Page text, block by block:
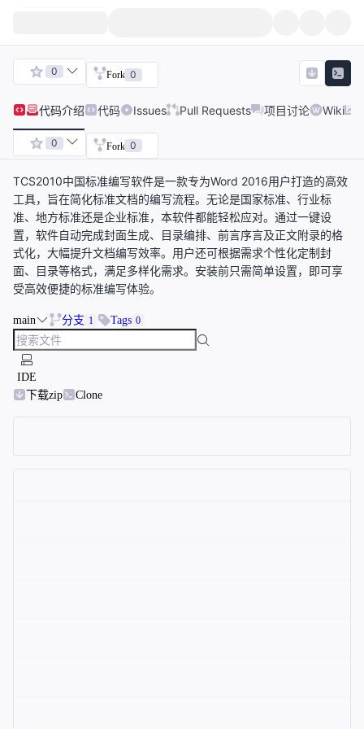
0 Fork 0
代码介绍 代码 Issues Pull Requests 项目讨论 Wiki
0 Fork 0
TCS2010中国标准编写软件是一款专为Word 2016用户打造的高效
工具，旨在简化标准文档的编写流程。无论是国家标准、行业标
准、地方标准还是企业标准，本软件都能轻松应对。通过一键设
置，软件自动完成封面生成、目录编排、前言序言及正文附录的格
式化，大幅提升文档编写效率。用户还可根据需求个性化定制封
面、目录等格式，满足多样化需求。安装前只需简单设置，即可享
受高效便捷的标准编写体验。
main 分支 1 Tags 0
IDE
下载zip
Clone